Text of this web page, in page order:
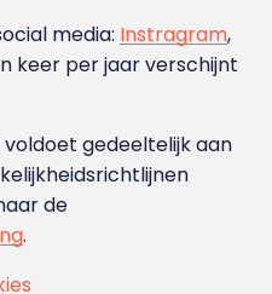
media: Instragram,
keer per jaar verschijnt
gedeeltelijk aan
de
.